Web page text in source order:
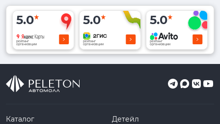
5.0
рейтинг
организации
5.0
рейтинг
организации
5.0
рейтинг
организации
Каталог
Детейл